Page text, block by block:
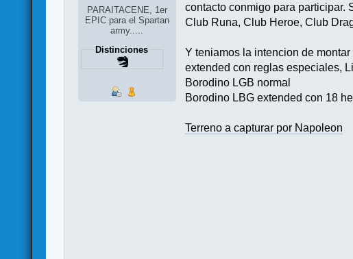
PARAITACENE, 1er
EPIC para el Spartan
army.....
Distinciones
contacto conmigo para participar.
Club Runa, Club Heroe, Club
Y teniamos la intencion de
extended con reglas especiales,
Borodino LGB normal
Borodino LBG extended con 18
Terreno a capturar por Napoleon